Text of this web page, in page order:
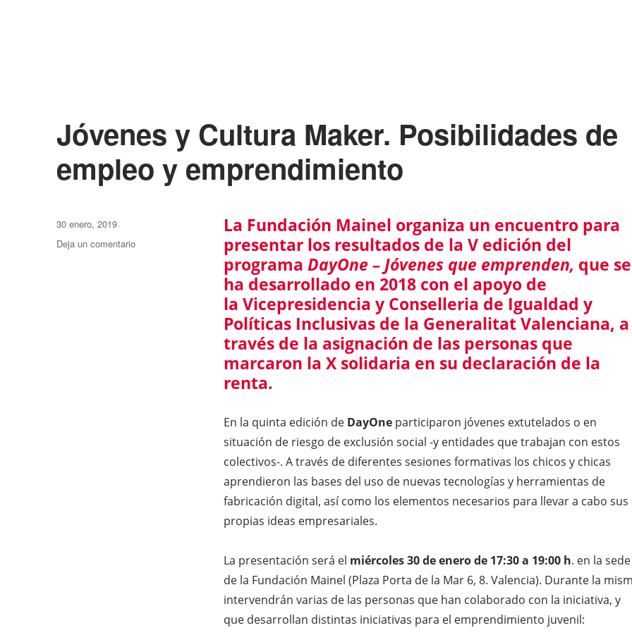
Jóvenes y Cultura Maker. Posibilidades de
empleo y emprendimiento
La Fundación Mainel organiza un encuentro para
presentar los resultados de la V edición del
programa DayOne – Jóvenes que emprenden, que se
ha desarrollado en 2018 con el apoyo de
la Vicepresidencia y Conselleria de Igualdad y
Políticas Inclusivas de la Generalitat Valenciana, a
través de la asignación de las personas que
marcaron la X solidaria en su declaración de la
renta.
En la quinta edición de DayOneparticiparon jóvenes extutelados o en
situación de riesgo de exclusión social -y entidades que trabajan con estos
colectivos-. A través de diferentes sesiones formativas los chicos y chicas
aprendieron las bases del uso de nuevas tecnologías y herramientas de
fabricación digital, así como los elementos necesarios para llevar a cabo sus
propias ideas empresariales.
La presentación será el miércoles 30 de enero de 17:30 a 19:00 h. en la sede
de la Fundación Mainel (Plaza Porta de la Mar 6, 8. Valencia). Durante la
intervendrán varias de las personas que han colaborado con la iniciativa, y
que desarrollan distintas iniciativas para el emprendimiento juvenil:
Publicado
el
30 enero, 2019
Deja un comentario